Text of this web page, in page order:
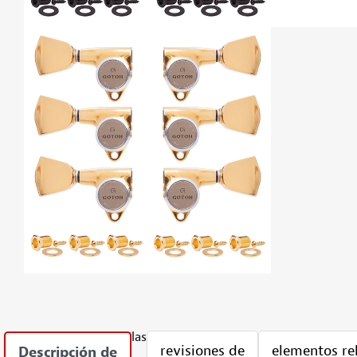
Descripción de
las
revisiones de elementos